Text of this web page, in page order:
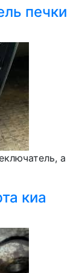
печки
а
киа